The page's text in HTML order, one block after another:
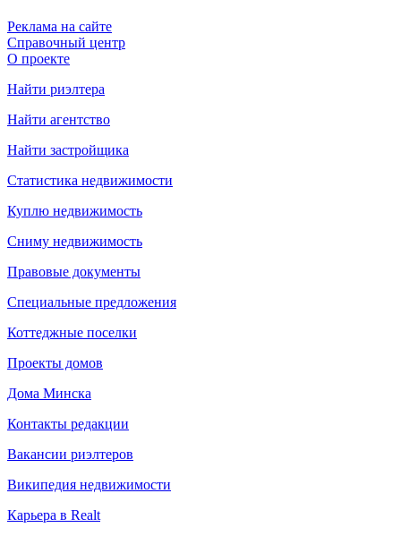
Реклама на сайте
Справочный центр
О проекте
Найти риэлтера
Найти агентство
Найти застройщика
Статистика недвижимости
Куплю недвижимость
Сниму недвижимость
Правовые документы
Специальные предложения
Коттеджные поселки
Проекты домов
Дома Минска
Контакты редакции
Вакансии риэлтеров
Википедия недвижимости
Карьера в Realt